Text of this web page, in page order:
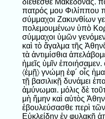
διέθεσθε Μακεδόνας.
πατρός μου Φιλίππου
σύμμαχοι Ζακυνθίων
πολεμουμένων ὑπὸ
σύμμαχοι ὑμῶν
καὶ τὸ ἄγαλμα τῆς
τὰ ἀντιμίσθια
ἡμεῖς ὑμῖν
〈ἐμῇ〉 γνώμῃ ἐφ´ οἷς
τῇ βασιλικῇ δυνάμει
ἀμύνωμαι. μόλις δὲ
μὴ ἤμην καὶ αὐτὸς
ἐβουλεύσασθε περὶ
Εὐκλείδην ἐν φυλακῇ